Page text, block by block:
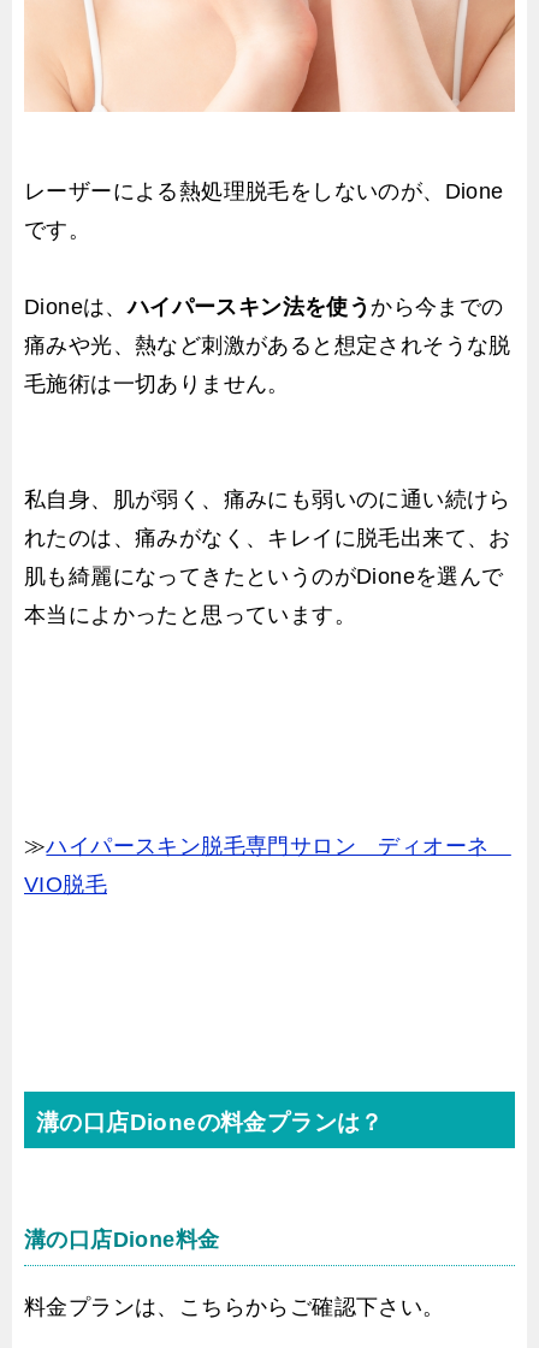
レーザーによる熱処理脱毛をしないのが、Dione
です。
Dioneは、ハイパースキン法を使うから今までの
痛みや光、熱など刺激があると想定されそうな脱
毛施術は一切ありません。
私自身、肌が弱く、痛みにも弱いのに通い続けら
れたのは、痛みがなく、キレイに脱毛出来て、お
肌も綺麗になってきたというのがDioneを選んで
本当によかったと思っています。
≫ハイパースキン脱毛専門サロン ディオーネ
VIO脱毛
溝の口店Dioneの料金プランは？
溝の口店Dione料金
料金プランは、こちらからご確認下さい。